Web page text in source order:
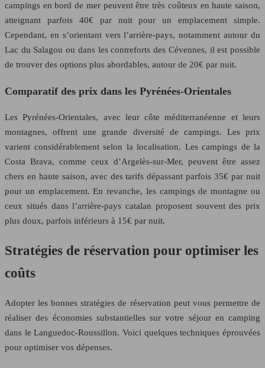
campings en bord de mer peuvent être très coûteux en haute saison,
atteignant parfois 40€ par nuit pour un emplacement simple.
Cependant, en s’orientant vers l’arrière-pays, notamment autour du
Lac du Salagou ou dans les contreforts des Cévennes, il est possible
de trouver des options plus abordables, autour de 20€ par nuit.
Comparatif des prix dans les Pyrénées-Orientales
Les Pyrénées-Orientales, avec leur côte méditerranéenne et leurs
montagnes, offrent une grande diversité de campings. Les prix
varient considérablement selon la localisation. Les campings de la
Costa Brava, comme ceux d’Argelès-sur-Mer, peuvent être assez
chers en haute saison, avec des tarifs dépassant parfois 35€ par nuit
pour un emplacement. En revanche, les campings de montagne ou
ceux situés dans l’arrière-pays catalan proposent souvent des prix
plus doux, parfois inférieurs à 15€ par nuit.
Stratégies de réservation pour optimiser les
coûts
Adopter les bonnes stratégies de réservation peut vous permettre de
réaliser des économies substantielles sur votre séjour en camping
dans le Languedoc-Roussillon. Voici quelques techniques éprouvées
pour optimiser vos dépenses.